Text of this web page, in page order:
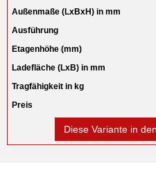
Diese Variante in